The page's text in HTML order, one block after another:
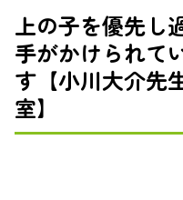
上の子を優先し
手がかけられて
す【小川大介先
室】